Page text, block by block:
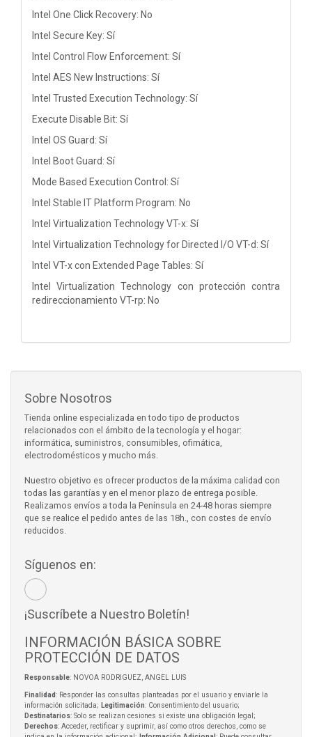
Intel One Click Recovery: No
Intel Secure Key: Sí
Intel Control Flow Enforcement: Sí
Intel AES New Instructions: Sí
Intel Trusted Execution Technology: Sí
Execute Disable Bit: Sí
Intel OS Guard: Sí
Intel Boot Guard: Sí
Mode Based Execution Control: Sí
Intel Stable IT Platform Program: No
Intel Virtualization Technology VT-x: Sí
Intel Virtualization Technology for Directed I/O VT-d: Sí
Intel VT-x con Extended Page Tables: Sí
Intel Virtualization Technology con protección contra
redireccionamiento VT-rp: No
Sobre Nosotros
Tienda online especializada en todo tipo de productos
relacionados con el ámbito de la tecnología y el hogar:
informática, suministros, consumibles, ofimática,
electrodomésticos y mucho más.
Nuestro objetivo es ofrecer productos de la máxima calidad con
todas las garantías y en el menor plazo de entrega posible.
Realizamos envíos a toda la Península en 24-48 horas siempre
que se realice el pedido antes de las 18h., con costes de envío
reducidos.
Síguenos en:
¡Suscríbete a Nuestro Boletín!
INFORMACIÓN BÁSICA SOBRE
PROTECCIÓN DE DATOS
Responsable: NOVOA RODRIGUEZ, ANGEL LUIS
Finalidad: Responder las consultas planteadas por el usuario y enviarle la
información solicitada; Legitimación: Consentimiento del usuario;
Destinatarios: Solo se realizan cesiones si existe una obligación legal;
Derechos: Acceder, rectificar y suprimir, así como otros derechos, como se